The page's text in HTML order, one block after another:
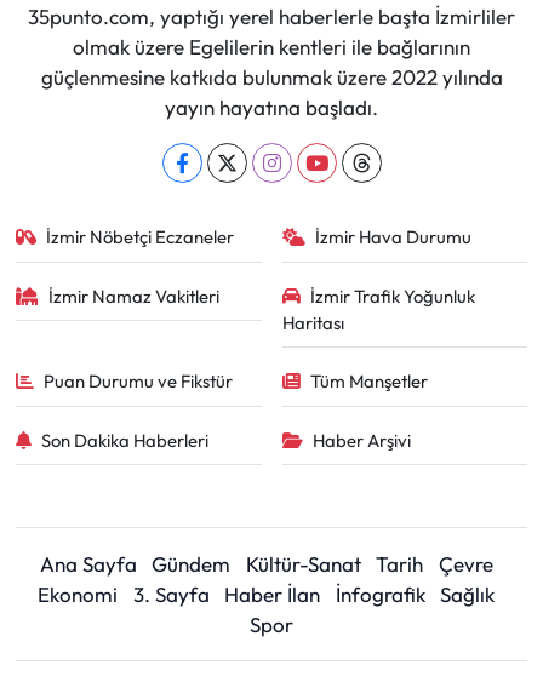
35punto.com, yaptığı yerel haberlerle başta İzmirliler
olmak üzere Egelilerin kentleri ile bağlarının
güçlenmesine katkıda bulunmak üzere 2022 yılında
yayın hayatına başladı.
İzmir Nöbetçi Eczaneler İzmir Hava Durumu
İzmir Namaz Vakitleri
İzmir Trafik Yoğunluk
Haritası
Puan Durumu ve Fikstür Tüm Manşetler
Son Dakika Haberleri Haber Arşivi
Ana Sayfa Gündem Kültür-Sanat Tarih
Çevre
Ekonomi
3. Sayfa Haber İlan İnfografik Sağlık
Spor